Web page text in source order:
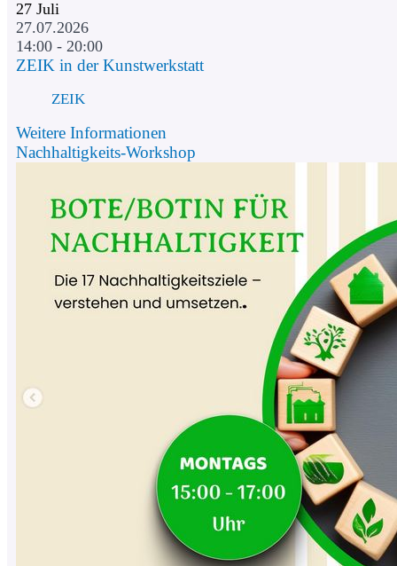
27 Juli
27.07.2026
14:00 - 20:00
ZEIK in der Kunstwerkstatt
ZEIK
Weitere Informationen
Nachhaltigkeits-Workshop